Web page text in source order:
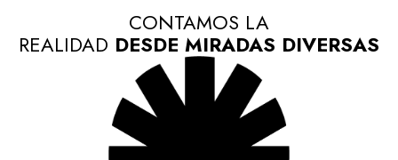
CONTAMOS LA
REALIDAD DESDE MIRADAS DIVERSAS